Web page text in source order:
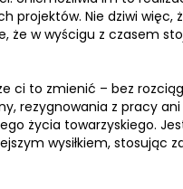
projektów. Nie dziwi więc,
że w wyścigu z czasem
ci to zmienić – bez
rezygnowania z pracy ani
życia towarzyskiego.
wysiłkiem, stosując